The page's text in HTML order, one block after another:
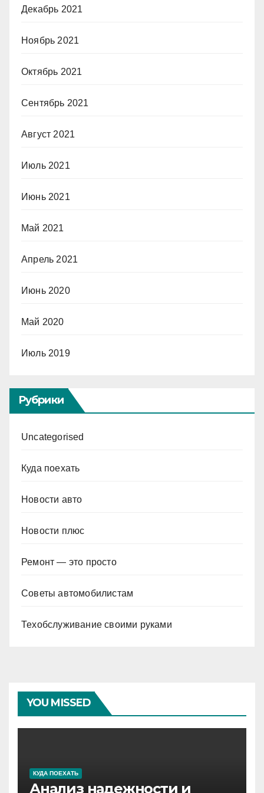
Декабрь 2021
Ноябрь 2021
Октябрь 2021
Сентябрь 2021
Август 2021
Июль 2021
Июнь 2021
Май 2021
Апрель 2021
Июнь 2020
Май 2020
Июль 2019
Рубрики
Uncategorised
Куда поехать
Новости авто
Новости плюс
Ремонт — это просто
Советы автомобилистам
Техобслуживание своими руками
YOU MISSED
КУДА ПОЕХАТЬ
Анализ надежности и